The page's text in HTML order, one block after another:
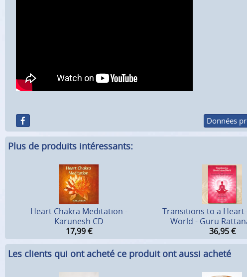
Données
Plus de produits intéressants:
Heart Chakra Meditation -
Karunesh CD
17,99 €
Transitions to a
World - Guru
36,95 €
Les clients qui ont acheté ce produit ont aussi acheté